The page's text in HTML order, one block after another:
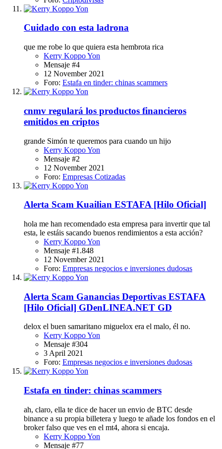
Cuidado con esta ladrona
que me robe lo que quiera esta hembrota rica
Kerry Koppo Yon
Mensaje #4
12 November 2021
Foro: Estafa en tinder: chinas scammers
cnmv regulará los productos financieros
emitidos en criptos
grande Simón te queremos para cuando un hijo
Kerry Koppo Yon
Mensaje #2
12 November 2021
Foro: Empresas Cotizadas
Alerta Scam Kuailian ESTAFA [Hilo Oficial]
hola me han recomendado esta empresa para invertir que tal
esta, le estáis sacando buenos rendimientos a esta acción?
Kerry Koppo Yon
Mensaje #1.848
12 November 2021
Foro: Empresas negocios e inversiones dudosas
Alerta Scam Ganancias Deportivas ESTAFA
[Hilo Oficial] GDenLINEA.NET GD
delox el buen samaritano miguelox era el malo, él no.
Kerry Koppo Yon
Mensaje #304
3 April 2021
Foro: Empresas negocios e inversiones dudosas
Estafa en tinder: chinas scammers
ah, claro, ella te dice de hacer un envio de BTC desde
binance a su propia billetera y luego te añade los fondos en el
broker falso que ves en el mt4, ahora si encaja.
Kerry Koppo Yon
Mensaje #77